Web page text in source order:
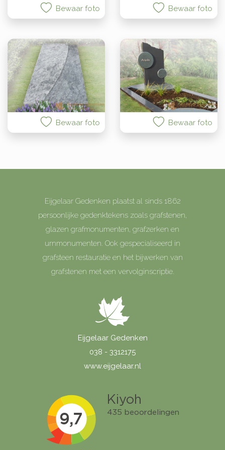
Bewaar foto Bewaar foto
Bewaar foto Bewaar foto
Eijgelaar Gedenken plaatst al sinds 1862
persoonlijke gedenktekens zoals grafstenen,
glazen grafmonumenten, grafzerken en
urnmonumenten. Ook gespecialiseerd in
grafsteen restauratie en het bijwerken van
grafstenen met een vervolginscriptie.
Eijgelaar Gedenken
038 - 3312175
www.eijgelaar.nl